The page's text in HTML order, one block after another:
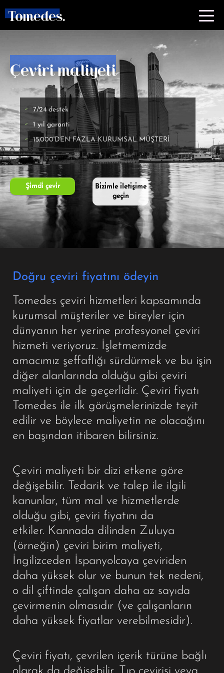
Çeviri maliyeti
7/24 destek
1 yıl garanti
15.000'DEN FAZLA KURUMSAL MÜŞTERİ
Şi̇mdi̇ çevi̇r
Bi̇zi̇mle i̇leti̇şi̇me
geçi̇n
Doğru çeviri fiyatını ödeyin
Tomedes çeviri hizmetleri kapsamında
kurumsal müşteriler ve bireyler için
dünyanın her yerine profesyonel çeviri
hizmeti veriyoruz. İşletmemizde
amacımız şeffaflığı sürdürmek ve bu işin
diğer alanlarında olduğu gibi çeviri
maliyeti için de geçerlidir. Çeviri fiyatı
Tomedes ile ilk görüşmelerinizde teyit
edilir ve böylece maliyetin ne olacağını
en başından itibaren bilirsiniz.
Çeviri maliyeti bir dizi etkene göre
değişebilir. Tedarik ve talep ile ilgili
kanunlar, tüm mal ve hizmetlerde
olduğu gibi, çeviri fiyatını da
etkiler. Kannada dilinden Zuluya
(örneğin) çeviri birim maliyeti,
İngilizceden İspanyolcaya çeviriden
daha yüksek olur ve bunun tek nedeni,
o dil çiftinde çalışan daha az sayıda
çevirmenin olmasıdır (ve çalışanların
daha yüksek fiyatlar verebilmesidir).
Çeviri fiyatı, çevrilen içerik türüne bağlı